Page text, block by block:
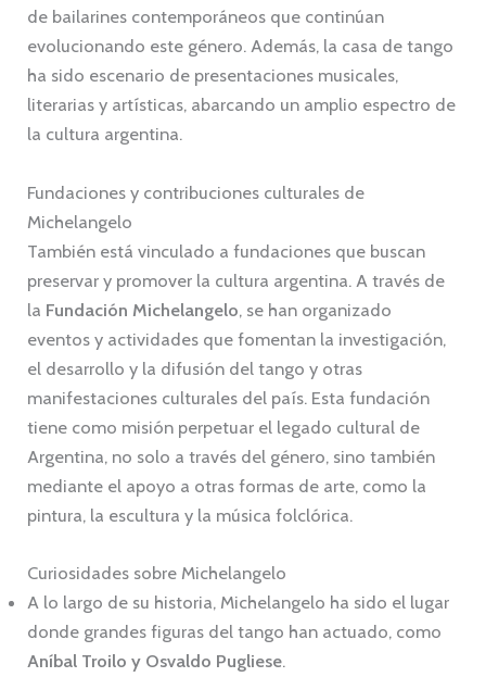
de bailarines contemporáneos que continúan
evolucionando este género. Además, la casa de tango
ha sido escenario de presentaciones musicales,
literarias y artísticas, abarcando un amplio espectro de
la cultura argentina.
Fundaciones y contribuciones culturales de
Michelangelo
También está vinculado a fundaciones que buscan
preservar y promover la cultura argentina. A través de
la Fundación Michelangelo, se han organizado
eventos y actividades que fomentan la investigación,
el desarrollo y la difusión del tango y otras
manifestaciones culturales del país. Esta fundación
tiene como misión perpetuar el legado cultural de
Argentina, no solo a través del género, sino también
mediante el apoyo a otras formas de arte, como la
pintura, la escultura y la música folclórica.
Curiosidades sobre Michelangelo
A lo largo de su historia, Michelangelo ha sido el lugar
donde grandes figuras del tango han actuado, como
Aníbal Troilo y Osvaldo Pugliese.